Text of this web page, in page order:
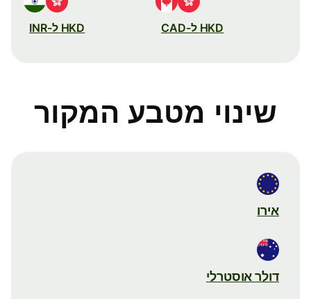
HKD ל-CAD HKD ל-INR
שינוי מטבע המקור
אירו
דולר אוסטרלי